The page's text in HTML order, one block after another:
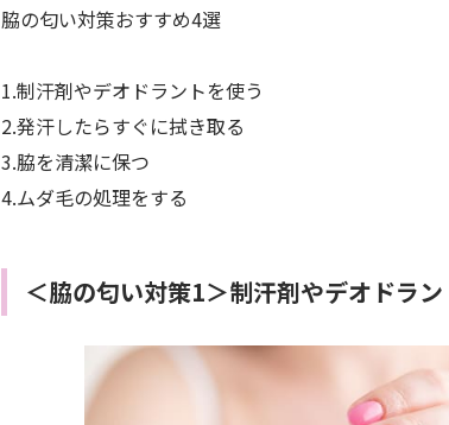
脇の匂い対策おすすめ4選
1.制汗剤やデオドラントを使う
2.発汗したらすぐに拭き取る
3.脇を清潔に保つ
4.ムダ毛の処理をする
＜脇の匂い対策1＞制汗剤やデオドラン